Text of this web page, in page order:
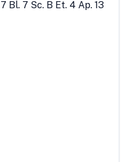
Bl. 7 Sc. B Et. 4 Ap. 13